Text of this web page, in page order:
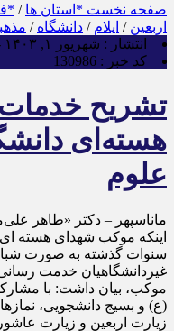
صفحه نخست *استان ها /
اربعین / ایلام / دانشگاه /
انتشار : شهریور ۱, ۱۴۰۳ - ۱۳:۲۸
کد خبر : 130986
تشریح
هسته‌ای
علوم
ماناسپهر – دکتر «طاهر
اینکه موکب شهدای هسته
سنوات گذشته به صورت
غیردانشگاهیان خدمت
موکب، بیان داشت: با
(ع) و بسیج دانشجویی،
زیارت اربعین و زیارت